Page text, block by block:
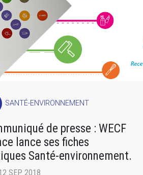
SANTÉ-ENVIRONNEMENT
de presse : WECF
lance ses fiches
Santé-environnement.
SEP 2018